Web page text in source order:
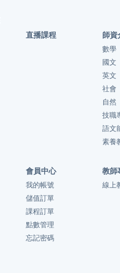
直播課程 師資
數學
國文
英文
社會
自然
技職
語文
素養
會員中心
我的帳號
儲值訂單
課程訂單
點數管理
忘記密碼
教師
線上